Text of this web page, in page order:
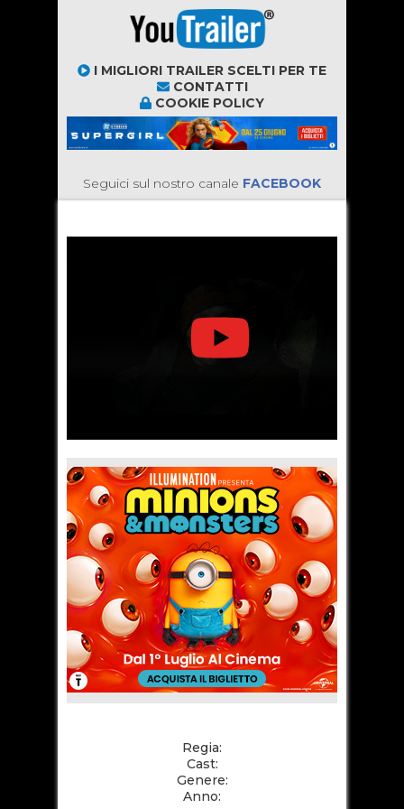
I MIGLIORI TRAILER SCELTI PER TE
CONTATTI
COOKIE POLICY
Seguici sul nostro canale FACEBOOK
Regia:
Cast:
Genere:
Anno: